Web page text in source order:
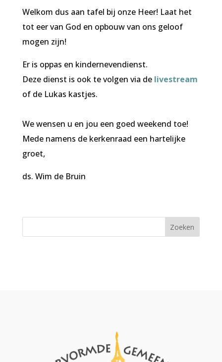
Welkom dus aan tafel bij onze Heer! Laat het
tot eer van God en opbouw van ons geloof
mogen zijn!
Er is oppas en kindernevendienst.
Deze dienst is ook te volgen via de livestream
of de Lukas kastjes.
We wensen u en jou een goed weekend toe!
Mede namens de kerkenraad een hartelijke
groet,
ds. Wim de Bruin